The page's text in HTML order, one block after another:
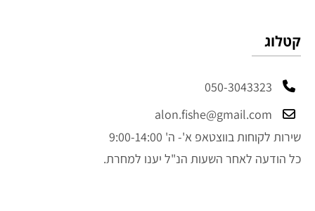
קטלוג
050-3043323
alon.fishe@gmail.com
שירות לקוחות בווצטאפ א'- ה' 9:00-14:00
כל הודעה לאחר השעות הנ"ל יענו למחרת.